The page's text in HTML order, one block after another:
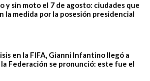
y sin moto el 7 de agosto: ciudades que
la medida por la posesión presidencial
en la FIFA, Gianni Infantino llegó a
la Federación se pronunció: este fue el